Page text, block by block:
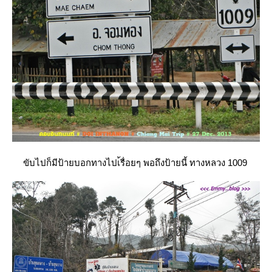
ขับไปก็มีป้ายบอกทางไปเ้รื่อยๆ พอถึงป้ายนี้ ทางหลวง 1009